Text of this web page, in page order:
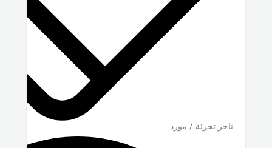
تاجر تجزئة / مورد